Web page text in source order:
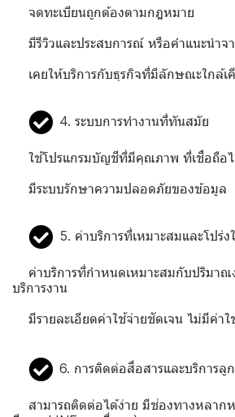
จดทะเบียนถูกต้องตามกฎหมาย
มีรีวิวและประสบการณ์ หรือคำแนะนำจ
เคยให้บริการกับธุรกิจที่มีลักษณะใกล้เ
4. ระบบการทำงานที่ทันสมัย
ใช้โปรแกรมบัญชีที่มีคุณภาพ ที่เชื่อถือ
มีระบบรักษาความปลอดภัยของข้อมูล
5. ค่าบริการที่เหมาะสมและโปร่ง
ค่าบริการที่กำหนดเหมาะสมกับปริมาณ
บริการงาน
มีรายละเอียดค่าใช้จ่ายชัดเจน ไม่มีค่าใ
6. การติดต่อสื่อสารและบริการลู
สามารถติดต่อได้ง่าย มีช่องทางหลาก